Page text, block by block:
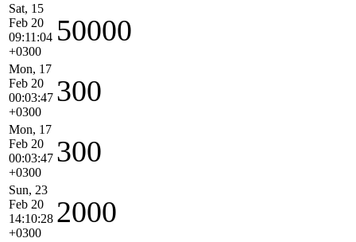
Sat, 15
Feb 20
09:11:04
+0300
50000
Mon, 17
Feb 20
00:03:47
+0300
300
Mon, 17
Feb 20
00:03:47
+0300
300
Sun, 23
Feb 20
14:10:28
+0300
2000